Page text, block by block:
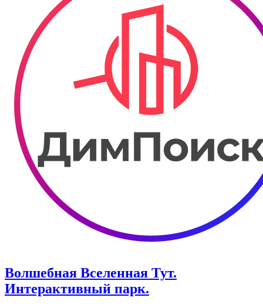
Волшебная Вселенная Тут.
Интерактивный парк.